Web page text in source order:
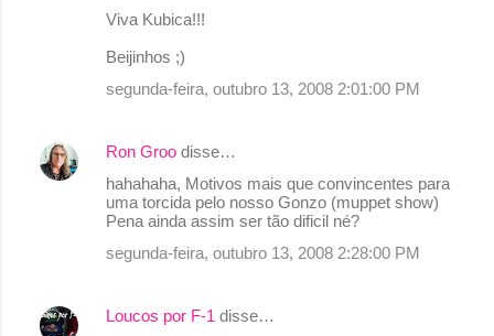
i
Viva Kubica!!!
Beijinhos ;)
segunda-feira, outubro 13, 2008 2:01:00 PM
Ron Groo disse…
hahahaha, Motivos mais que convincentes para
uma torcida pelo nosso Gonzo (muppet show)
Pena ainda assim ser tão dificil né?
segunda-feira, outubro 13, 2008 2:28:00 PM
Loucos por F-1 disse…